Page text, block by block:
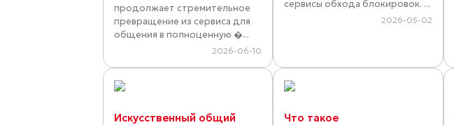
продолжает стремительное
превращение из сервиса для
общения в полноценную �...
2026-06-10
сервисы обхода блокировок. ...
2026-05-02
Искусственный общий
Что такое